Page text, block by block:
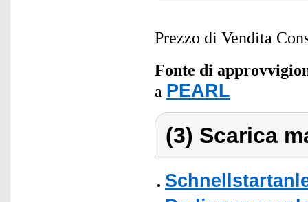
Prezzo di Vendita
Fonte di
a PEARL
(3) Scarica